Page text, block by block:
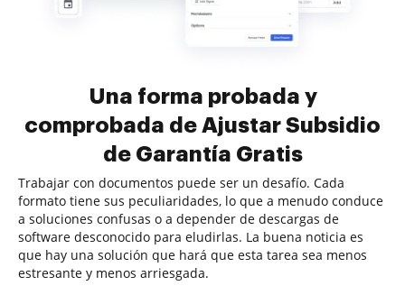
Una forma probada y
comprobada de Ajustar Subsidio
de Garantía Gratis
Trabajar con documentos puede ser un desafío. Cada
formato tiene sus peculiaridades, lo que a menudo conduce
a soluciones confusas o a depender de descargas de
software desconocido para eludirlas. La buena noticia es
que hay una solución que hará que esta tarea sea menos
estresante y menos arriesgada.